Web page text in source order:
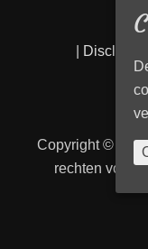
Disclaimer
Copyright ©
rechten